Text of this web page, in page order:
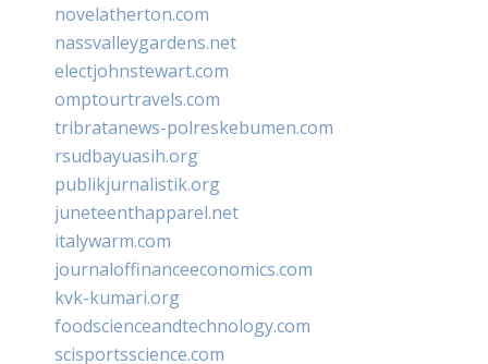
novelatherton.com
nassvalleygardens.net
electjohnstewart.com
omptourtravels.com
tribratanews-polreskebumen.com
rsudbayuasih.org
publikjurnalistik.org
juneteenthapparel.net
italywarm.com
journaloffinanceeconomics.com
kvk-kumari.org
foodscienceandtechnology.com
scisportsscience.com